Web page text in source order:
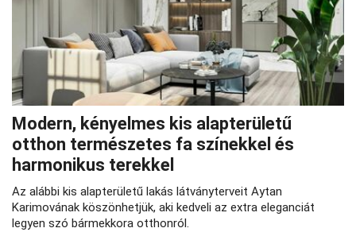
Modern, kényelmes kis alapterületű
otthon természetes fa színekkel és
harmonikus terekkel
Az alábbi kis alapterületű lakás látványterveit Aytan
Karimovának köszönhetjük, aki kedveli az extra eleganciát
legyen szó bármekkora otthonról.